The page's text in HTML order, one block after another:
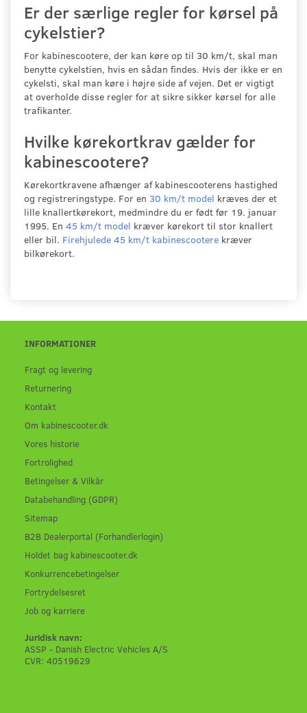
Er der særlige regler for kørsel på
cykelstier?
For kabinescootere, der kan køre op til 30 km/t, skal man
benytte cykelstien, hvis en sådan findes. Hvis der ikke er en
cykelsti, skal man køre i højre side af vejen. Det er vigtigt
at overholde disse regler for at sikre sikker kørsel for alle
trafikanter.
Hvilke kørekortkrav gælder for
kabinescootere?
Kørekortkravene afhænger af kabinescooterens hastighed
og registreringstype. For en 30 km/t model kræves der et
lille knallertkørekort, medmindre du er født før 19. januar
1995. En 45 km/t model kræver kørekort til stor knallert
eller bil. Firehjulede 45 km/t kabinescootere kræver
bilkørekort.
INFORMATIONER
Fragt og levering
Returnering
Kontakt
Om kabinescooter.dk
Vores historie
Fortrolighed
Betingelser & Vilkår
Databehandling (GDPR)
Sitemap
B2B Dealerportal (Forhandlerlogin)
Holdet bag kabinescooter.dk
Konkurrencebetingelser
Fortrydelsesret
Job og karriere
Juridisk navn:
ASSP - Danish Electric Vehicles A/S
CVR: 40519629